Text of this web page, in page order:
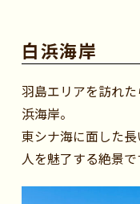
白浜海岸
羽島エリアを訪れ
浜海岸。
東シナ海に面した
人を魅了する絶景で